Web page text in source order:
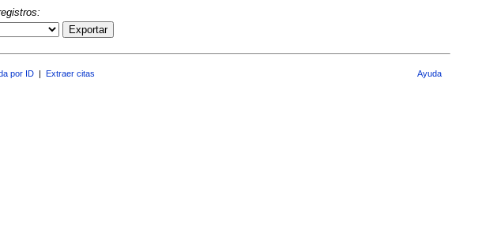
Exportar
por ID Extraer citas Ayuda